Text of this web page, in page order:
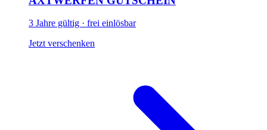
3 Jahre gültig · frei einlösbar
Jetzt verschenken